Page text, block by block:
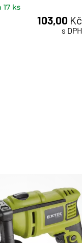
17 ks
103,00 Kč
s DPH